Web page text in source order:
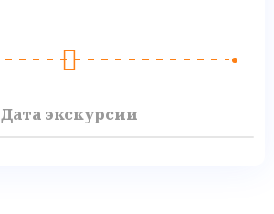
Дата экскурсии